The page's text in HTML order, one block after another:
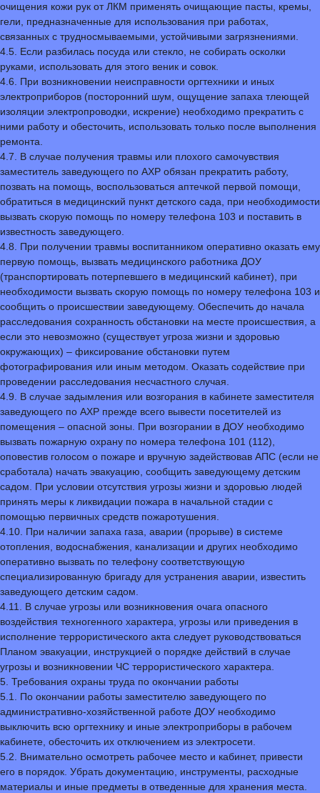
очищения кожи рук от ЛКМ применять очищающие пасты, кремы,
гели, предназначенные для использования при работах,
связанных с трудносмываемыми, устойчивыми загрязнениями.
4.5. Если разбилась посуда или стекло, не собирать осколки
руками, использовать для этого веник и совок.
4.6. При возникновении неисправности оргтехники и иных
электроприборов (посторонний шум, ощущение запаха тлеющей
изоляции электропроводки, искрение) необходимо прекратить с
ними работу и обесточить, использовать только после выполнения
ремонта.
4.7. В случае получения травмы или плохого самочувствия
заместитель заведующего по АХР обязан прекратить работу,
позвать на помощь, воспользоваться аптечкой первой помощи,
обратиться в медицинский пункт детского сада, при необходимости
вызвать скорую помощь по номеру телефона 103 и поставить в
известность заведующего.
4.8. При получении травмы воспитанником оперативно оказать ему
первую помощь, вызвать медицинского работника ДОУ
(транспортировать потерпевшего в медицинский кабинет), при
необходимости вызвать скорую помощь по номеру телефона 103 и
сообщить о происшествии заведующему. Обеспечить до начала
расследования сохранность обстановки на месте происшествия, а
если это невозможно (существует угроза жизни и здоровью
окружающих) – фиксирование обстановки путем
фотографирования или иным методом. Оказать содействие при
проведении расследования несчастного случая.
4.9. В случае задымления или возгорания в кабинете заместителя
заведующего по АХР прежде всего вывести посетителей из
помещения – опасной зоны. При возгорании в ДОУ необходимо
вызвать пожарную охрану по номера телефона 101 (112),
оповестив голосом о пожаре и вручную задействовав АПС (если не
сработала) начать эвакуацию, сообщить заведующему детским
садом. При условии отсутствия угрозы жизни и здоровью людей
принять меры к ликвидации пожара в начальной стадии с
помощью первичных средств пожаротушения.
4.10. При наличии запаха газа, аварии (прорыве) в системе
отопления, водоснабжения, канализации и других необходимо
оперативно вызвать по телефону соответствующую
специализированную бригаду для устранения аварии, известить
заведующего детским садом.
4.11. В случае угрозы или возникновения очага опасного
воздействия техногенного характера, угрозы или приведения в
исполнение террористического акта следует руководствоваться
Планом эвакуации, инструкцией о порядке действий в случае
угрозы и возникновении ЧС террористического характера.
5. Требования охраны труда по окончании работы
5.1. По окончании работы заместителю заведующего по
административно-хозяйственной работе ДОУ необходимо
выключить всю оргтехнику и иные электроприборы в рабочем
кабинете, обесточить их отключением из электросети.
5.2. Внимательно осмотреть рабочее место и кабинет, привести
его в порядок. Убрать документацию, инструменты, расходные
материалы и иные предметы в отведенные для хранения места.